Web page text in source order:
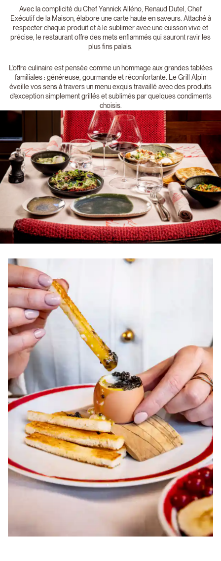
Avec la complicité du Chef Yannick Alléno, Renaud Dutel, Chef
Exécutif de la Maison, élabore une carte haute en saveurs. Attaché à
respecter chaque produit et à le sublimer avec une cuisson vive et
précise, le restaurant offre des mets enflammés qui sauront ravir les
plus fins palais.
L'offre culinaire est pensée comme un hommage aux grandes tablées
familiales : généreuse, gourmande et réconfortante. Le Grill Alpin
éveille vos sens à travers un menu exquis travaillé avec des produits
d’exception simplement grillés et sublimés par quelques condiments
choisis.